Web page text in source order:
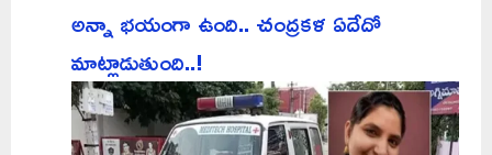
అన్నా భయంగా ఉంది.. చంద్రకళ ఏదేదో
మాట్లాడుతుంది..!